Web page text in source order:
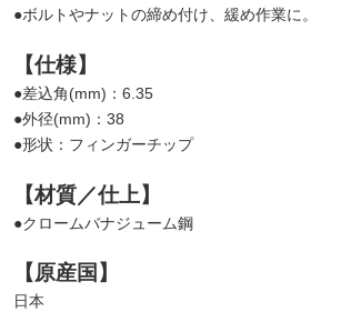
●ボルトやナットの締め付け、緩め作業に。
【仕様】
●差込角(mm)：6.35
●外径(mm)：38
●形状：フィンガーチップ
【材質／仕上】
●クロームバナジューム鋼
【原産国】
日本